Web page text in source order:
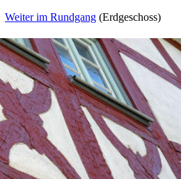
Weiter im Rundgang (Erdgeschoss)